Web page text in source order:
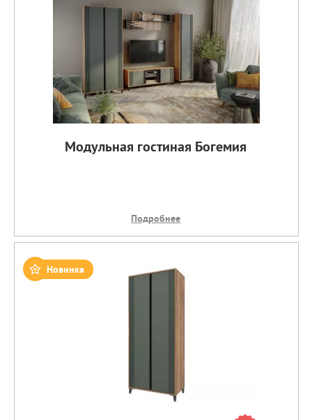
Модульная гостиная Богемия
Подробнее
Новинка